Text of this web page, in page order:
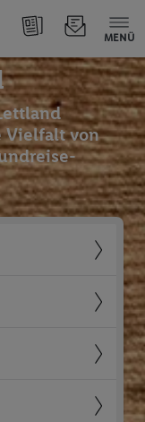
MENÜ
Vielfalt von